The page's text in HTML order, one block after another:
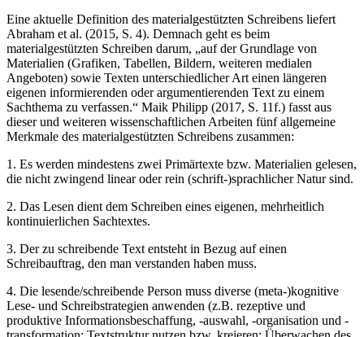
Eine aktuelle Definition des materialgestützten Schreibens liefert
Abraham et al. (2015, S. 4). Demnach geht es beim
materialgestützten Schreiben darum, „auf der Grundlage von
Materialien (Grafiken, Tabellen, Bildern, weiteren medialen
Angeboten) sowie Texten unterschiedlicher Art einen längeren
eigenen informierenden oder argumentierenden Text zu einem
Sachthema zu verfassen.“ Maik Philipp (2017, S. 11f.) fasst aus
dieser und weiteren wissenschaftlichen Arbeiten fünf allgemeine
Merkmale des materialgestützten Schreibens zusammen:
1. Es werden mindestens zwei Primärtexte bzw. Materialien gelesen,
die nicht zwingend linear oder rein (schrift-)sprachlicher Natur sind.
2. Das Lesen dient dem Schreiben eines eigenen, mehrheitlich
kontinuierlichen Sachtextes.
3. Der zu schreibende Text entsteht in Bezug auf einen
Schreibauftrag, den man verstanden haben muss.
4. Die lesende/schreibende Person muss diverse (meta-)kognitive
Lese- und Schreibstrategien anwenden (z.B. rezeptive und
produktive Informationsbeschaffung, -auswahl, -organisation und -